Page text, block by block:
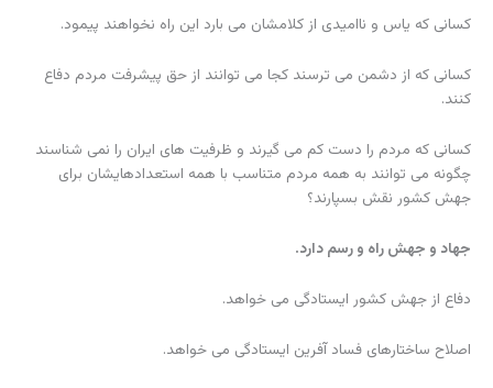
کسانی که یاس و ناامیدی از کلامشان می بارد این راه نخواهند پیمود.
کسانی که از دشمن می ترسند کجا می توانند از حق پیشرفت مردم دفاع
کنند.
کسانی که مردم را دست کم می گیرند و ظرفیت های ایران را نمی شناسند
چگونه می توانند به همه مردم متناسب با همه استعدادهایشان برای
جهش کشور نقش بسپارند؟
جهاد و جهش راه و رسم دارد.
دفاع از جهش کشور ایستادگی می خواهد.
اصلاح ساختارهای فساد آفرین ایستادگی می خواهد.